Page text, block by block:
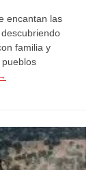
encantan las
familia y